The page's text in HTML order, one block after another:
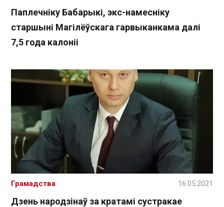
Паплечніку Бабарыкі, экс-намесніку
старшыні Магілёўскага гарвыканкама далі
7,5 года калоніі
Дзень народзінаў за кратамі сустракае
Грамадства 16.05.2021